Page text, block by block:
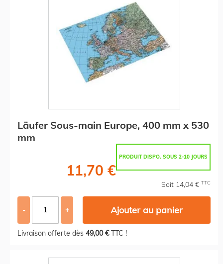
Läufer Sous-main Europe, 400 mm x 530
mm
PRODUIT DISPO. SOUS 2-10 JOURS
11,70 €
Soit 14,04 € TTC
- + Ajouter au panier
Livraison offerte dès 49,00 €TTC !